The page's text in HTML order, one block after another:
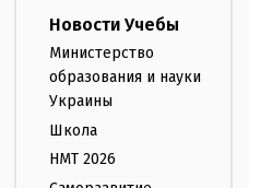
Новости Учебы
Министерство
образования и науки
Украины
Школа
НМТ 2026